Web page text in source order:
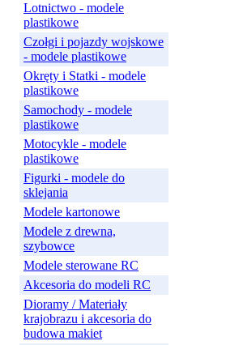
Lotnictwo - modele
plastikowe
Czołgi i pojazdy wojskowe
- modele plastikowe
Okręty i Statki - modele
plastikowe
Samochody - modele
plastikowe
Motocykle - modele
plastikowe
Figurki - modele do
sklejania
Modele kartonowe
Modele z drewna,
szybowce
Modele sterowane RC
Akcesoria do modeli RC
Dioramy / Materiały
krajobrazu i akcesoria do
budowa makiet